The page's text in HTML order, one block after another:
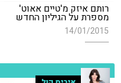
רותם איזק מ'טיים אאוט'
מספרת על הגיליון החדש
14/01/2015